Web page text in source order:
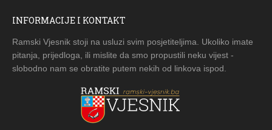
INFORMACIJE I KONTAKT
Ramski Vjesnik stoji na usluzi svim posjetiteljima. Ukoliko imate
pitanja, prijedloga, ili mislite da smo propustili neku vijest -
slobodno nam se obratite putem nekih od linkova ispod.